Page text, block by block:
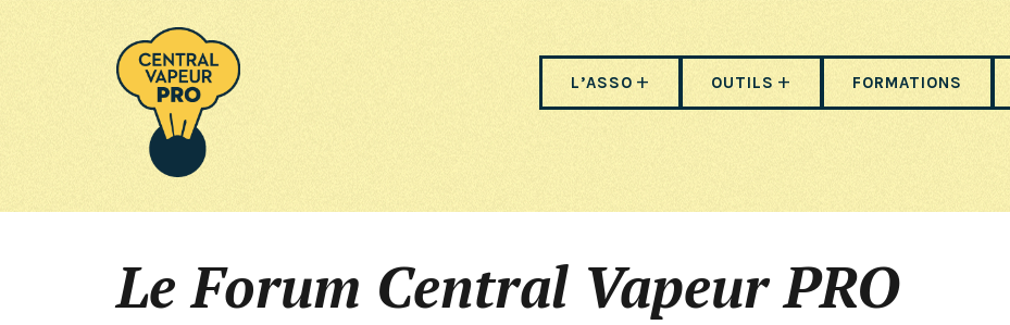
L’ASSO OUTILS FORMATIONS
Le Forum Central Vapeur PRO